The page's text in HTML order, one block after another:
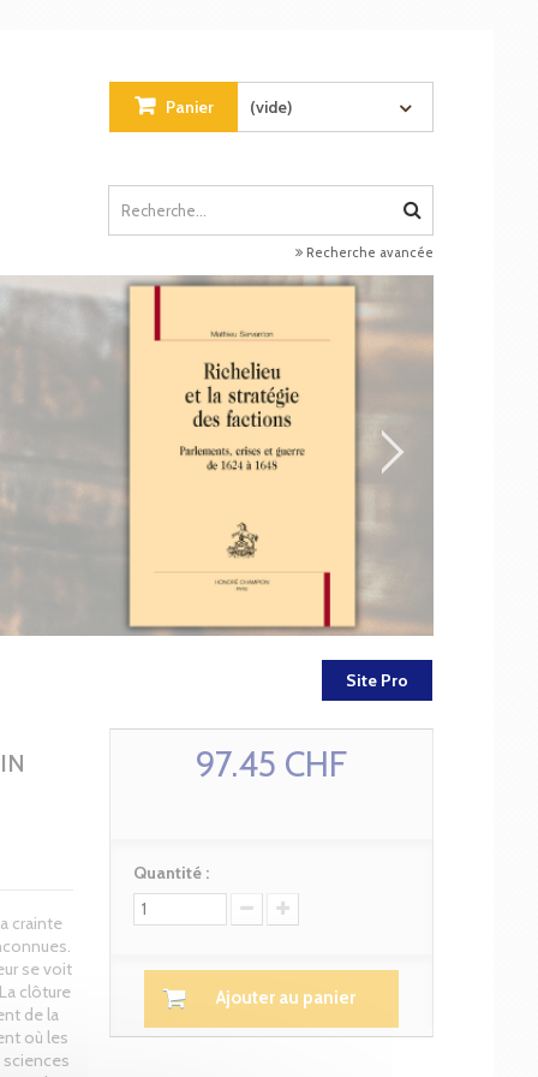
Panier (vide)
Recherche avancée
Site Pro
crainte
se voit
clôture
de la
où les
97.45 CHF
Quantité :
Ajouter au panier